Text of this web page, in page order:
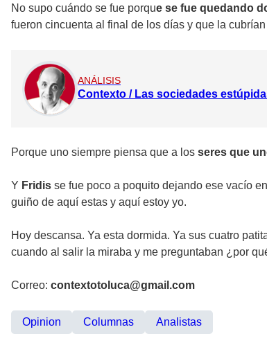
No supo cuándo se fue porque se fue quedando
fueron cincuenta al final de los días y que la
ANÁLISIS
Contexto / Las sociedades
Porque uno siempre piensa que a los seres que
Y Fridis se fue poco a poquito dejando ese vacío
guiño de aquí estas y aquí estoy yo.
Hoy descansa. Ya esta dormida. Ya sus cuatro
cuando al salir la miraba y me preguntaban ¿por
Correo: contextotoluca@gmail.com
Opinion Columnas Analistas